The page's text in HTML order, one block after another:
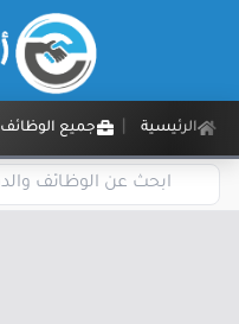
الرئيسية جميع الوظائف